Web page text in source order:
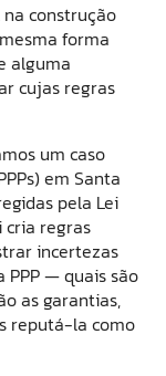
construção
forma
alguma
cujas regras
um caso
em Santa
pela Lei
cria regras
incertezas
— quais são
as garantias,
reputá-la como